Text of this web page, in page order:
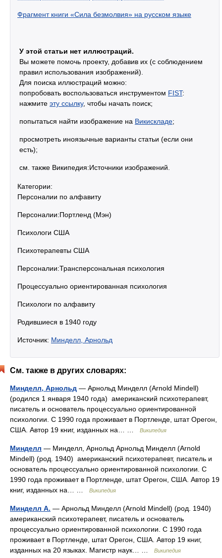
Фрагмент книги «Сила безмолвия» на русском языке
У этой статьи нет иллюстраций.
Вы можете помочь проекту, добавив их (с соблюдением
правил использования изображений).
Для поиска иллюстраций можно:
попробовать воспользоваться инструментом FIST:
нажмите эту ссылку, чтобы начать поиск;
попытаться найти изображение на Викискладе;
просмотреть иноязычные варианты статьи (если они
есть);
см. также Википедия:Источники изображений.
Категории:
Персоналии по алфавиту
Персоналии:Портленд (Мэн)
Психологи США
Психотерапевты США
Персоналии:Трансперсональная психология
Процессуально ориентированная психология
Психологи по алфавиту
Родившиеся в 1940 году
Источник: Минделл, Арнольд
См. также в других словарях:
Минделл, Арнольд — Арнольд Минделл (Arnold Mindell)
(родился 1 января 1940 года) американский психотерапевт,
писатель и основатель процессуально ориентированной
психологии. С 1990 года проживает в Портленде, штат Орегон,
США. Автор 19 книг, изданных на… …
Википедия
Минделл — Минделл, Арнольд Арнольд Минделл (Arnold
Mindell) (род. 1940) американский психотерапевт, писатель и
основатель процессуально ориентированной психологии. С
1990 года проживает в Портленде, штат Орегон, США. Автор 19
книг, изданных на… …
Википедия
Минделл А. — Арнольд Минделл (Arnold Mindell) (род. 1940)
американский психотерапевт, писатель и основатель
процессуально ориентированной психологии. С 1990 года
проживает в Портленде, штат Орегон, США. Автор 19 книг,
изданных на 20 языках. Магистр наук… …
Википедия